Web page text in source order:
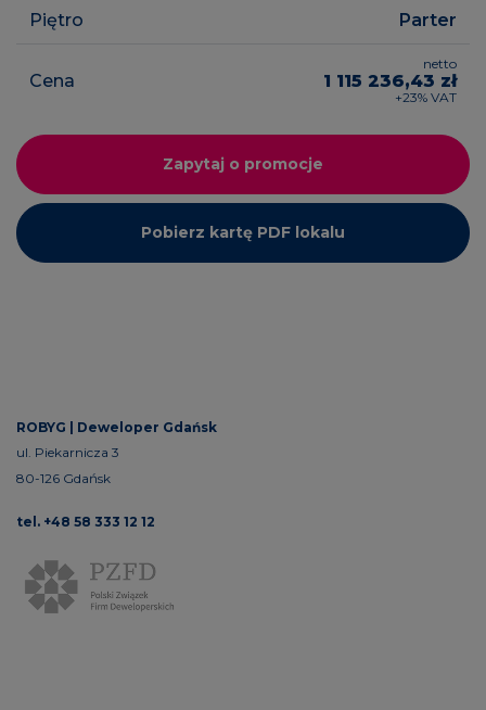
Piętro Parter
Cena
netto
1 115 236,43 zł
+23% VAT
Zapytaj o promocje
Pobierz kartę PDF lokalu
ROBYG | Deweloper Gdańsk
ul. Piekarnicza 3
80-126 Gdańsk
tel. +48 58 333 12 12